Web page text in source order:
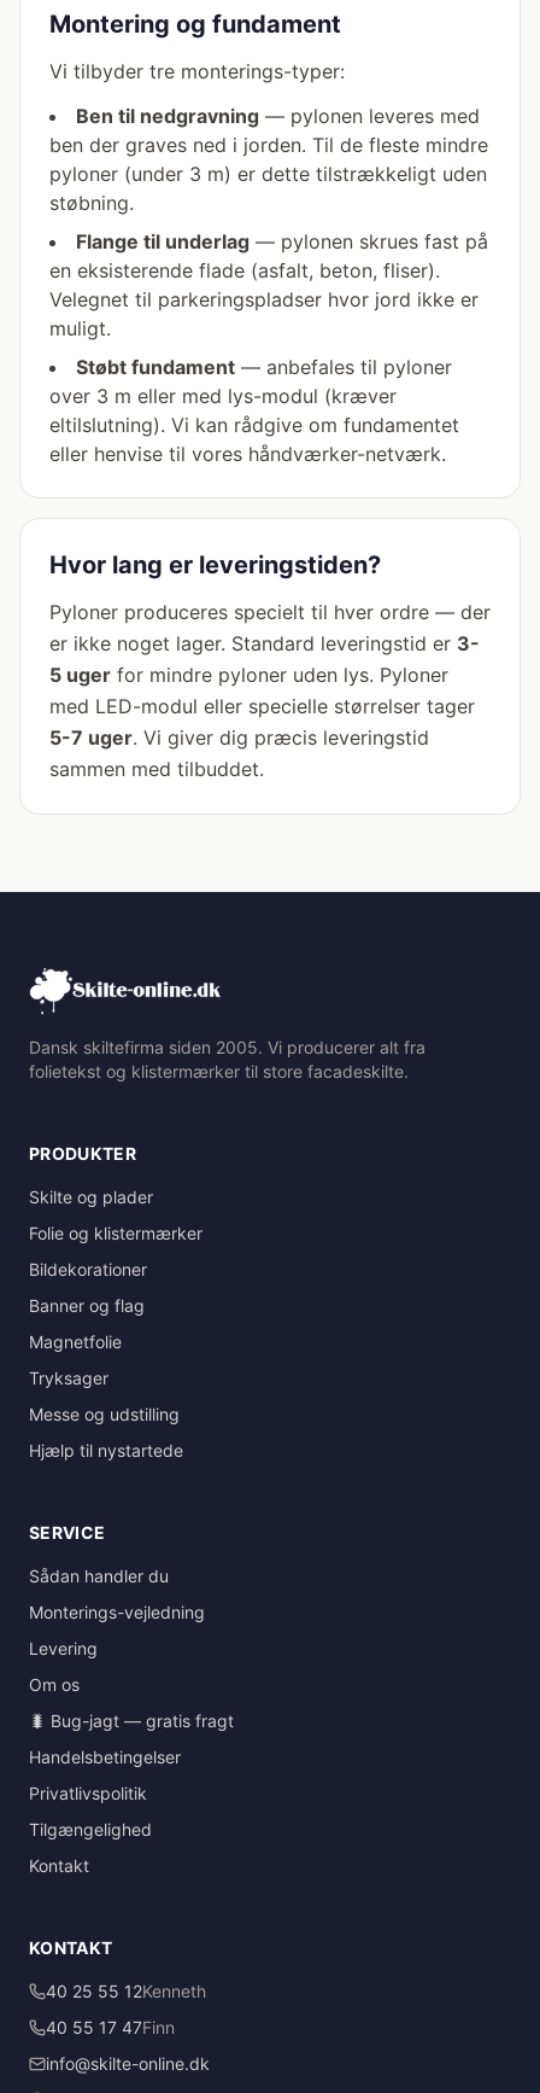
Montering og fundament
Vi tilbyder tre monterings-typer:
Ben til nedgravning — pylonen leveres med
ben der graves ned i jorden. Til de fleste mindre
pyloner (under 3 m) er dette tilstrækkeligt uden
støbning.
Flange til underlag — pylonen skrues fast på
en eksisterende flade (asfalt, beton, fliser).
Velegnet til parkeringspladser hvor jord ikke er
muligt.
Støbt fundament — anbefales til pyloner
over 3 m eller med lys-modul (kræver
eltilslutning). Vi kan rådgive om fundamentet
eller henvise til vores håndværker-netværk.
Hvor lang er leveringstiden?
Pyloner produceres specielt til hver ordre — der
er ikke noget lager. Standard leveringstid er 3-
5 uger for mindre pyloner uden lys. Pyloner
med LED-modul eller specielle størrelser tager
5-7 uger. Vi giver dig præcis leveringstid
sammen med tilbuddet.
Dansk skiltefirma siden 2005. Vi producerer alt fra
folietekst og klistermærker til store facadeskilte.
PRODUKTER
Skilte og plader
Folie og klistermærker
Bildekorationer
Banner og flag
Magnetfolie
Tryksager
Messe og udstilling
Hjælp til nystartede
SERVICE
Sådan handler du
Monterings-vejledning
Levering
Om os
🐛 Bug-jagt — gratis fragt
Handelsbetingelser
Privatlivspolitik
Tilgængelighed
Kontakt
KONTAKT
40 25 55 12Kenneth
40 55 17 47Finn
info@skilte-online.dk